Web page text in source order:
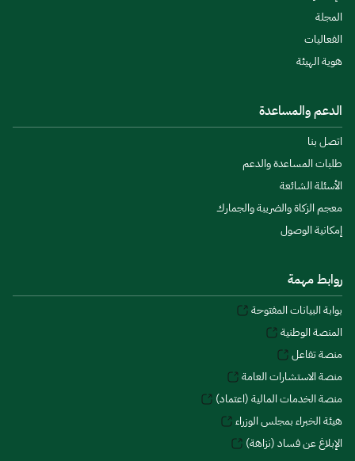
المجلة
الفعاليات
هوية الهيئة
الدعم والمساعدة
اتصل بنا
طلبات المساعدة والدعم
الأسئلة الشائعة
معجم الزكاة والضريبة والجمارك
إمكانية الوصول
روابط مهمة
بوابة البيانات المفتوحة
المنصة الوطنية
منصة تفاعل
منصة الاستشارات العامة
منصة الخدمات المالية (اعتماد)
هيئة الخبراء بمجلس الوزراء
الإبلاغ عن فساد (نزاهة)